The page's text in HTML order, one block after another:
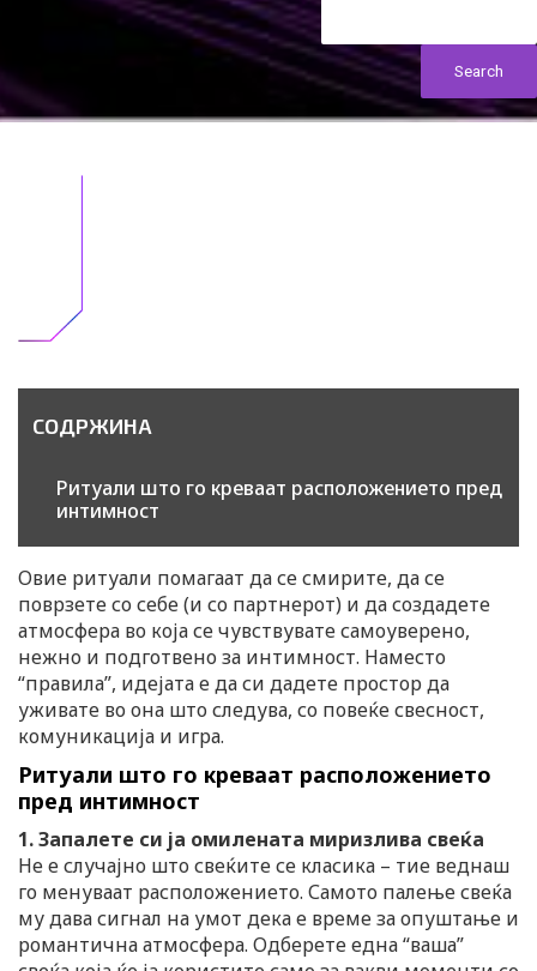
Search
Webmind Редакција 15/01/2026
СОДРЖИНА
Ритуали што го креваат расположението пред
интимност
Овие ритуали помагаат да се смирите, да се
поврзете со себе (и со партнерот) и да создадете
атмосфера во која се чувствувате самоуверено,
нежно и подготвено за интимност. Наместо
“правила”, идејата е да си дадете простор да
уживате во она што следува, со повеќе свесност,
комуникација и игра.
Ритуали што го креваат расположението
пред интимност
1. Запалете си ја омилената миризлива свеќа
Не е случајно што свеќите се класика – тие веднаш
го менуваат расположението. Самото палење свеќа
му дава сигнал на умот дека е време за опуштање и
романтична атмосфера. Одберете една “ваша”